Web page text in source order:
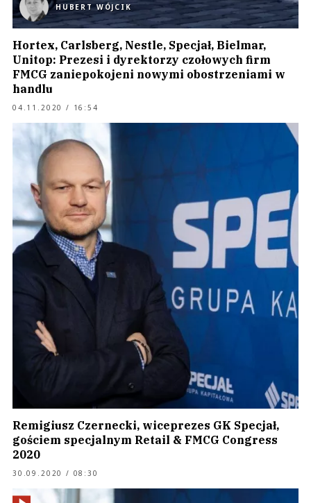
HUBERT WÓJCIK
Hortex, Carlsberg, Nestle, Specjał, Bielmar,
Unitop: Prezesi i dyrektorzy czołowych firm
FMCG zaniepokojeni nowymi obostrzeniami w
handlu
04.11.2020 / 16:54
Remigiusz Czernecki, wiceprezes GK Specjał,
gościem specjalnym Retail & FMCG Congress
2020
30.09.2020 / 08:30